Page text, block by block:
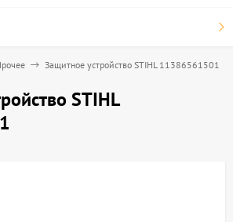
Защитное устройство STIHL 11386561501
STIHL